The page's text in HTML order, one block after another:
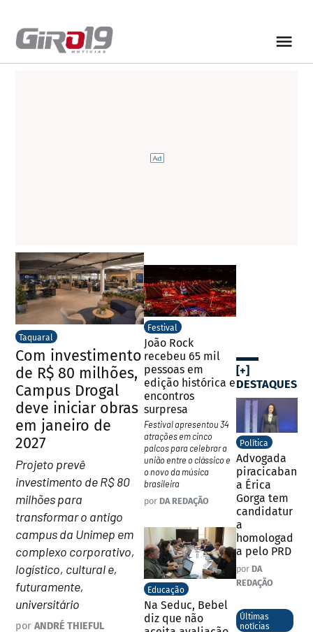
Taquaral
Com investimento
de R$ 80 milhões,
Campus Drogal
deve iniciar obras
em janeiro de
2027
Projeto prevê
investimento de R$ 80
milhões para
transformar o antigo
campus da Unimep em
complexo corporativo,
logístico, cultural e,
futuramente,
universitário
por ANDRÉ THIEFUL
Festival
João Rock
recebeu 65 mil
pessoas em
edição histórica e
encontros
surpresa
Festival apresentou 34
atrações em cinco
palcos para celebrar a
união entre o clássico e
o novo da música
brasileira
por DA REDAÇÃO
Educação
Na Seduc, Bebel
diz que não
[+]
DESTAQUES
Política
Advogada
piracicaban
a Érica
Gorga tem
candidatur
a
homologad
a pelo PRD
por DA
REDAÇÃO
Últimas
notícias